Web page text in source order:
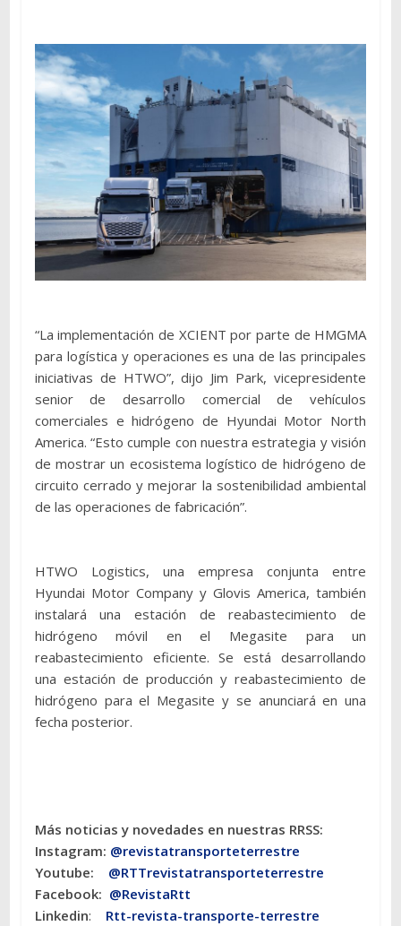
“La implementación de XCIENT por parte de HMGMA
para logística y operaciones es una de las principales
iniciativas de HTWO”, dijo Jim Park, vicepresidente
senior de desarrollo comercial de vehículos
comerciales e hidrógeno de Hyundai Motor North
America. “Esto cumple con nuestra estrategia y visión
de mostrar un ecosistema logístico de hidrógeno de
circuito cerrado y mejorar la sostenibilidad ambiental
de las operaciones de fabricación”.
HTWO Logistics, una empresa conjunta entre
Hyundai Motor Company y Glovis America, también
instalará una estación de reabastecimiento de
hidrógeno móvil en el Megasite para un
reabastecimiento eficiente. Se está desarrollando
una estación de producción y reabastecimiento de
hidrógeno para el Megasite y se anunciará en una
fecha posterior.
Más noticias y novedades en nuestras RRSS:
Instagram: @revistatransporteterrestre
Youtube: @RTTrevistatransporteterrestre
Facebook: @RevistaRtt
Linkedin: Rtt-revista-transporte-terrestre